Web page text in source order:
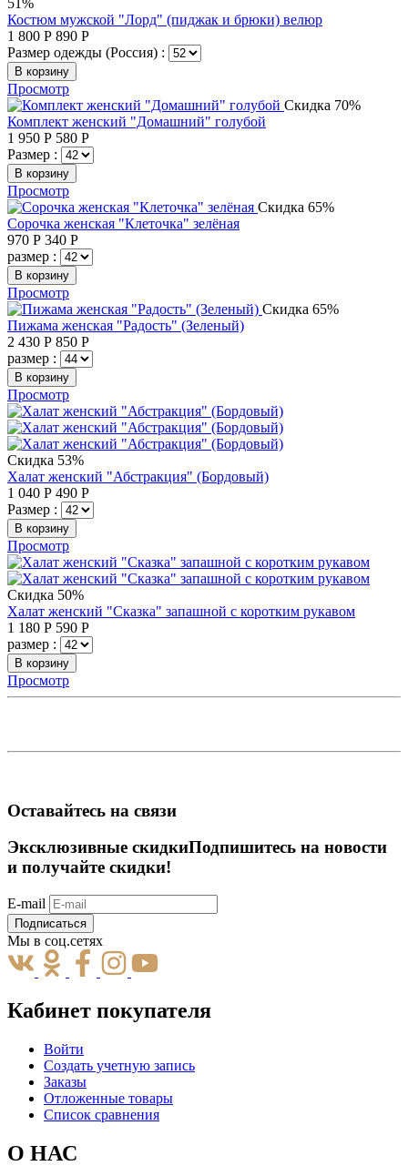
51%
Костюм мужской "Лорд" (пиджак и брюки) велюр
1 800 Р 890 Р
Размер одежды (Россия) :
В корзину
Просмотр
Скидка 70%
Комплект женский "Домашний" голубой
1 950 Р 580 Р
Размер :
В корзину
Просмотр
Скидка 65%
Сорочка женская "Клеточка" зелёная
970 Р 340 Р
размер :
В корзину
Просмотр
Скидка 65%
Пижама женская "Радость" (Зеленый)
2 430 Р 850 Р
размер :
В корзину
Просмотр
Скидка 53%
Халат женский "Абстракция" (Бордовый)
1 040 Р 490 Р
Размер :
В корзину
Просмотр
Скидка 50%
Халат женский "Сказка" запашной с коротким рукавом
1 180 Р 590 Р
размер :
В корзину
Просмотр
Оставайтесь на связи
Эксклюзивные скидкиПодпишитесь на новости
и получайте скидки!
E-mail
Подписаться
Мы в соц.сетях
Кабинет покупателя
Войти
Создать учетную запись
Заказы
Отложенные товары
Список сравнения
О НАС